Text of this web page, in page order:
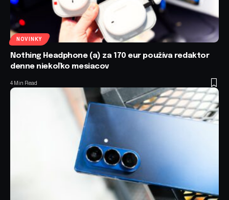
NOVINKY
Nothing Headphone (a) za 170 eur používa redaktor
denne niekoľko mesiacov
4 Min Read